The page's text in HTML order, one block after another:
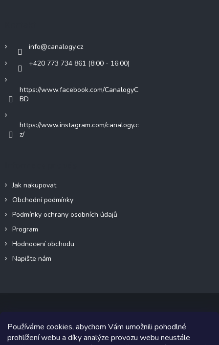
Používáme cookies, abychom Vám umožnili pohodlné
prohlížení webu a díky analýze provozu webu neustále
info@canalogy.cz
+420 773 734 861 (8:00 - 16:00)
https://www.facebook.com/CanalogyC
BD
https://www.instagram.com/canalogy.c
z/
Jak nakupovat
Obchodní podmínky
Podmínky ochrany osobních údajů
Program
Hodnocení obchodu
Napište nám
Copyright 2026Canalogy.cz. Všechna práva vyhrazena.